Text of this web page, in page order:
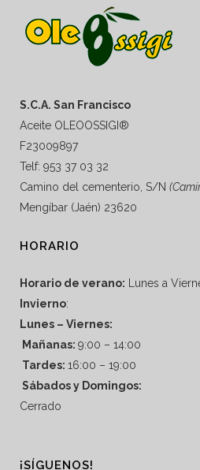
S.C.A. San Francisco
Aceite OLEOOSSIGI®
F23009897
Telf: 953 37 03 32
Camino del cementerio, S/N
Mengíbar (Jaén) 23620
HORARIO
Horario de verano: Lunes a
Invierno:
Lunes – Viernes:
Mañanas: 9:00 – 14:00
Tardes: 16:00 – 19:00
Sábados y Domingos:
Cerrado
¡SÍGUENOS!